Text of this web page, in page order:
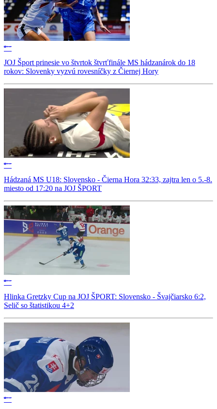
JOJ Šport prinesie vo štvrtok štvrťfinále MS hádzanárok do 18
rokov: Slovenky vyzvú rovesníčky z Čiernej Hory
Hádzaná MS U18: Slovensko - Čierna Hora 32:33, zajtra len o 5.-8.
miesto od 17:20 na JOJ ŠPORT
Hlinka Gretzky Cup na JOJ ŠPORT: Slovensko - Švajčiarsko 6:2,
Selič so štatistikou 4+2